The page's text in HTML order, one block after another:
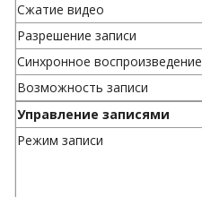
Сжатие видео
Разрешение записи
Синхронное воспроизведение
Возможность записи
Управление записями
Режим записи